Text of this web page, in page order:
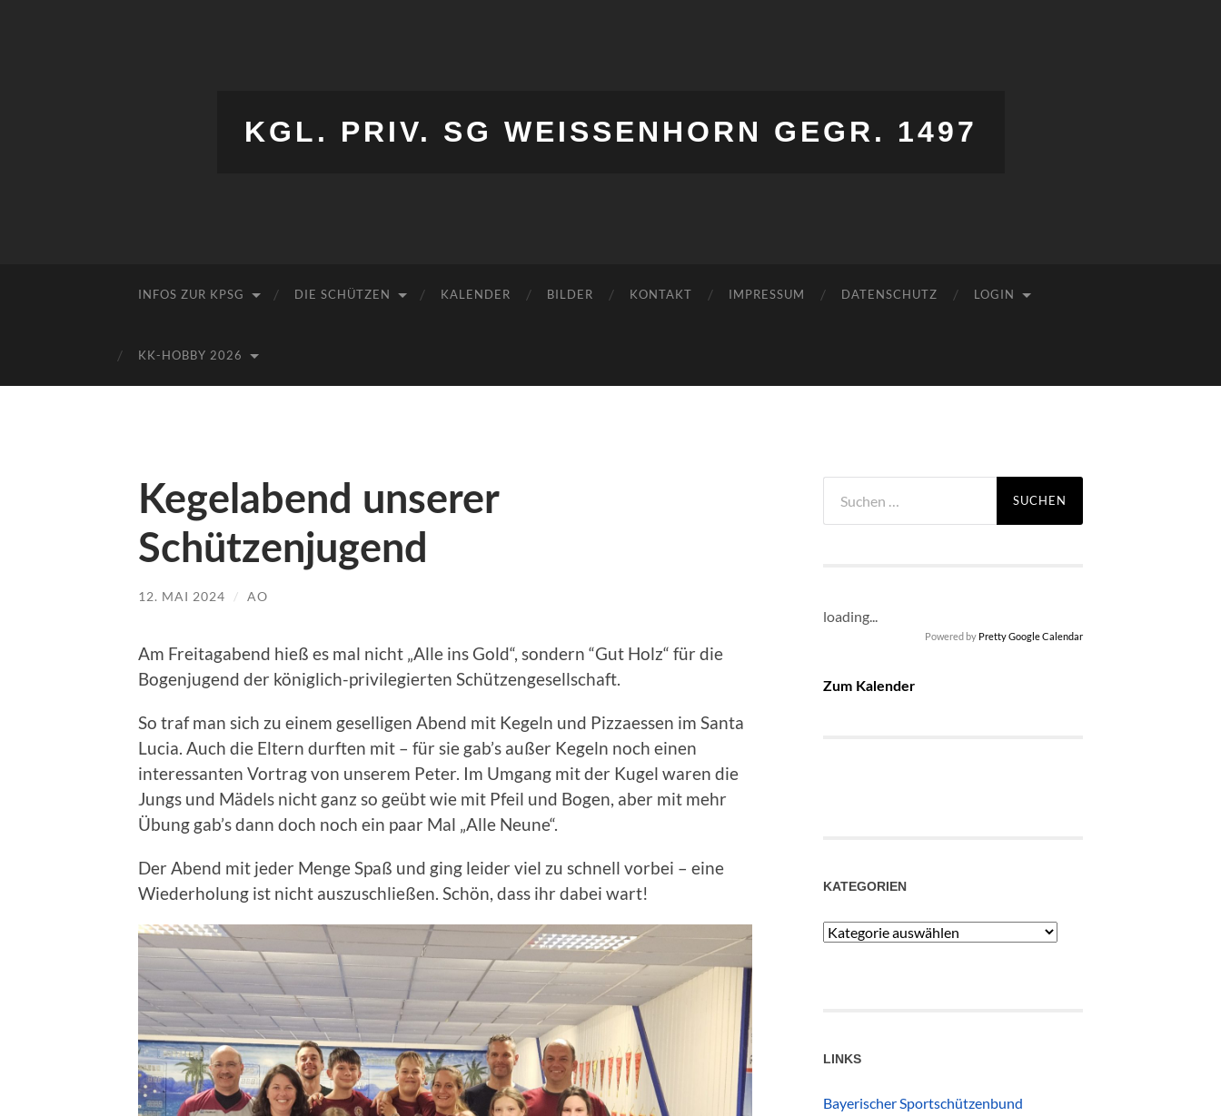
KGL. PRIV. SG WEISSENHORN GEGR. 1497
INFOS ZUR KPSG DIE SCHÜTZEN KALENDER BILDER KONTAKT IMPRESSUM DATENSCHUTZ LOGIN
KK-HOBBY 2026
Kegelabend unserer
Schützenjugend
12. MAI 2024 / AO
Am Freitagabend hieß es mal nicht „Alle ins Gold“, sondern “Gut Holz“ für die
Bogenjugend der königlich-privilegierten Schützengesellschaft.
So traf man sich zu einem geselligen Abend mit Kegeln und Pizzaessen im Santa
Lucia. Auch die Eltern durften mit – für sie gab’s außer Kegeln noch einen
interessanten Vortrag von unserem Peter. Im Umgang mit der Kugel waren die
Jungs und Mädels nicht ganz so geübt wie mit Pfeil und Bogen, aber mit mehr
Übung gab’s dann doch noch ein paar Mal „Alle Neune“.
Der Abend mit jeder Menge Spaß und ging leider viel zu schnell vorbei – eine
Wiederholung ist nicht auszuschließen. Schön, dass ihr dabei wart!
nach:
loading...
Powered by Pretty Google Calendar
Zum Kalender
KATEGORIEN
Kategorien
LINKS
Bayerischer Sportschützenbund